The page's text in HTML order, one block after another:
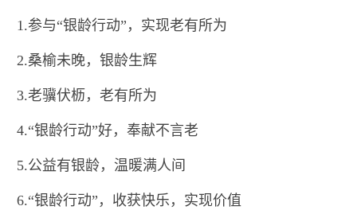
1.参与“银龄行动”，实现老有所为
2.桑榆未晚，银龄生辉
3.老骥伏枥，老有所为
4.“银龄行动”好，奉献不言老
5.公益有银龄，温暖满人间
6.“银龄行动”，收获快乐，实现价值